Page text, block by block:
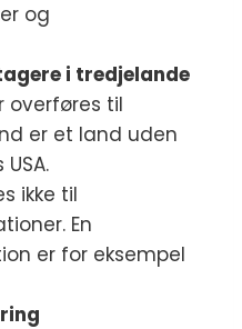
og
i tredjelande
overføres til
er et land uden
ikke til
En
er for eksempel